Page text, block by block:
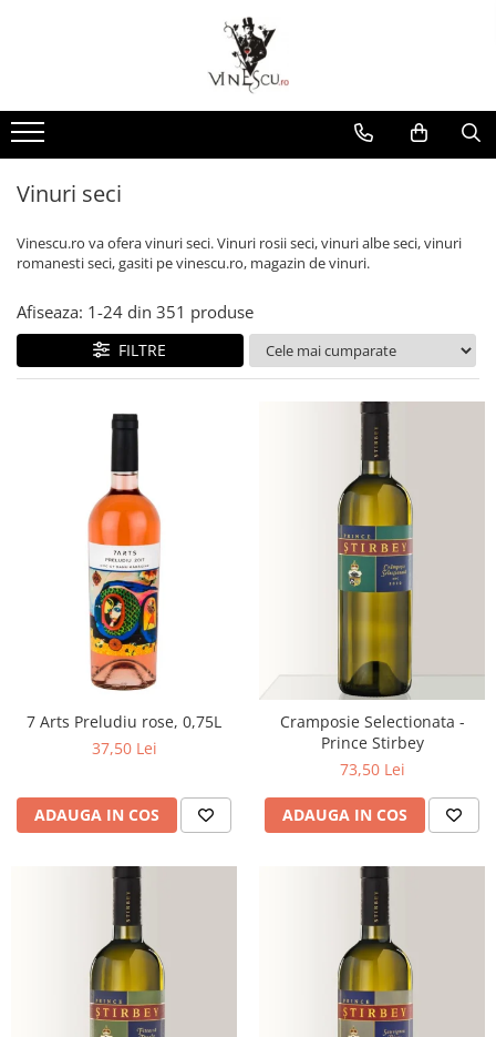
Vinuri Spumante
Sampanie / Champagne
Vinuri Rosii
Vinuri Albe
Vinuri Rose
Vinuri seci
Vinuri demiseci
Vinuri demidulci
Vinuri dupa provenienta
Vinuri Rosii
Vinuri Albe
Vinuri Rose
Vinuri pentru cadou
Vinuri de colectie/vechi
Vinuri personalizate
Cognac/Coniac/Armagnac/Vinarsuri
Vinarsuri
Cognac/Coniac/Armagnac
Ciocolata
Condimente
Ulei de masline
Cutii cadou vinuri
Vinuri seci
Vinescu.ro va ofera vinuri seci. Vinuri rosii seci, vinuri albe seci, vinuri
romanesti seci, gasiti pe vinescu.ro, magazin de vinuri.
Afiseaza: 1-24 din 351 produse
FILTRE
7 Arts Preludiu rose, 0,75L
37,50 Lei
ADAUGA IN COS
Cramposie Selectionata -
Prince Stirbey
73,50 Lei
ADAUGA IN COS